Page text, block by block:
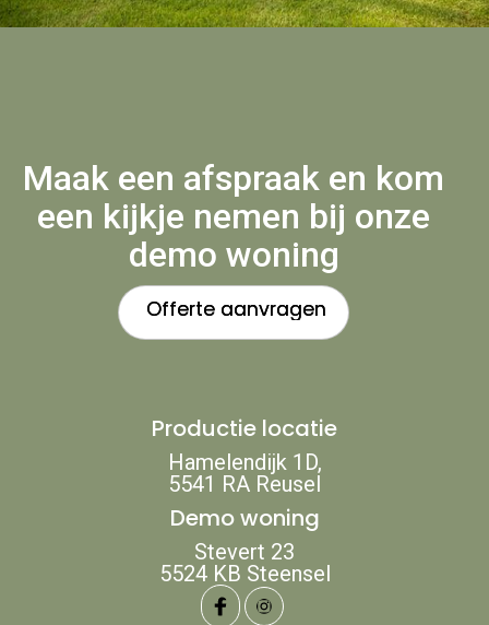
Maak een afspraak en kom
een kijkje nemen bij onze
demo woning
Offerte aanvragen
Offerte aanvragen
Productie locatie
Hamelendijk 1D,
5541 RA Reusel
Demo woning
Stevert 23
‍5524 KB Steensel